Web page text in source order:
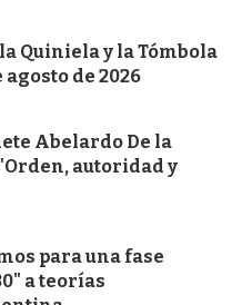
Quiniela y la Tómbola
de 2026
Abelardo De la
autoridad y
para una fase
a teorías